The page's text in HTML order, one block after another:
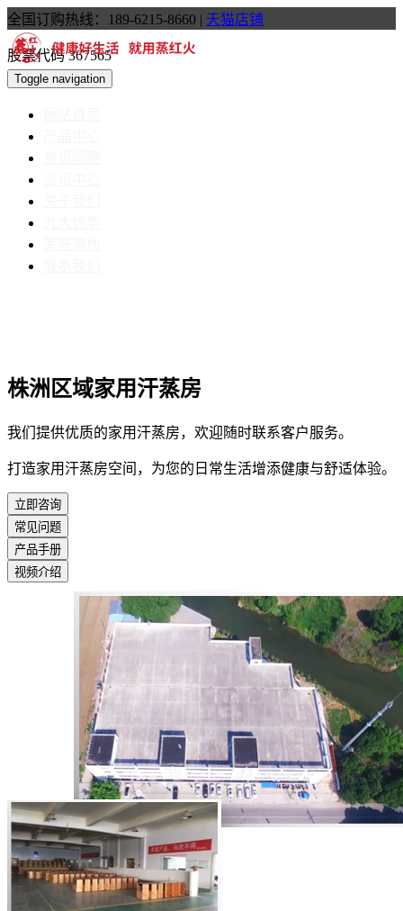
全国订购热线：189-6215-8660 | 天猫店铺
股票代码 367565
Toggle navigation
株洲区域家用汗蒸房
我们提供优质的家用汗蒸房，欢迎随时联系客户服务。
打造家用汗蒸房空间，为您的日常生活增添健康与舒适体验。
立即咨询
常见问题
产品手册
视频介绍